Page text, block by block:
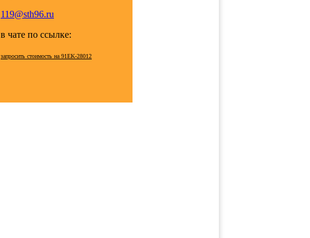
119@sth96.ru
в чате по ссылке:
запросить стоимость на 91EK-28012